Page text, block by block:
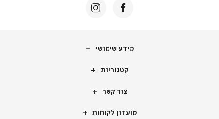
מידע
מידע שימושי
קטגוריותקטגוריות
צור
צור קשר
מועדון
מועדון לקוחות